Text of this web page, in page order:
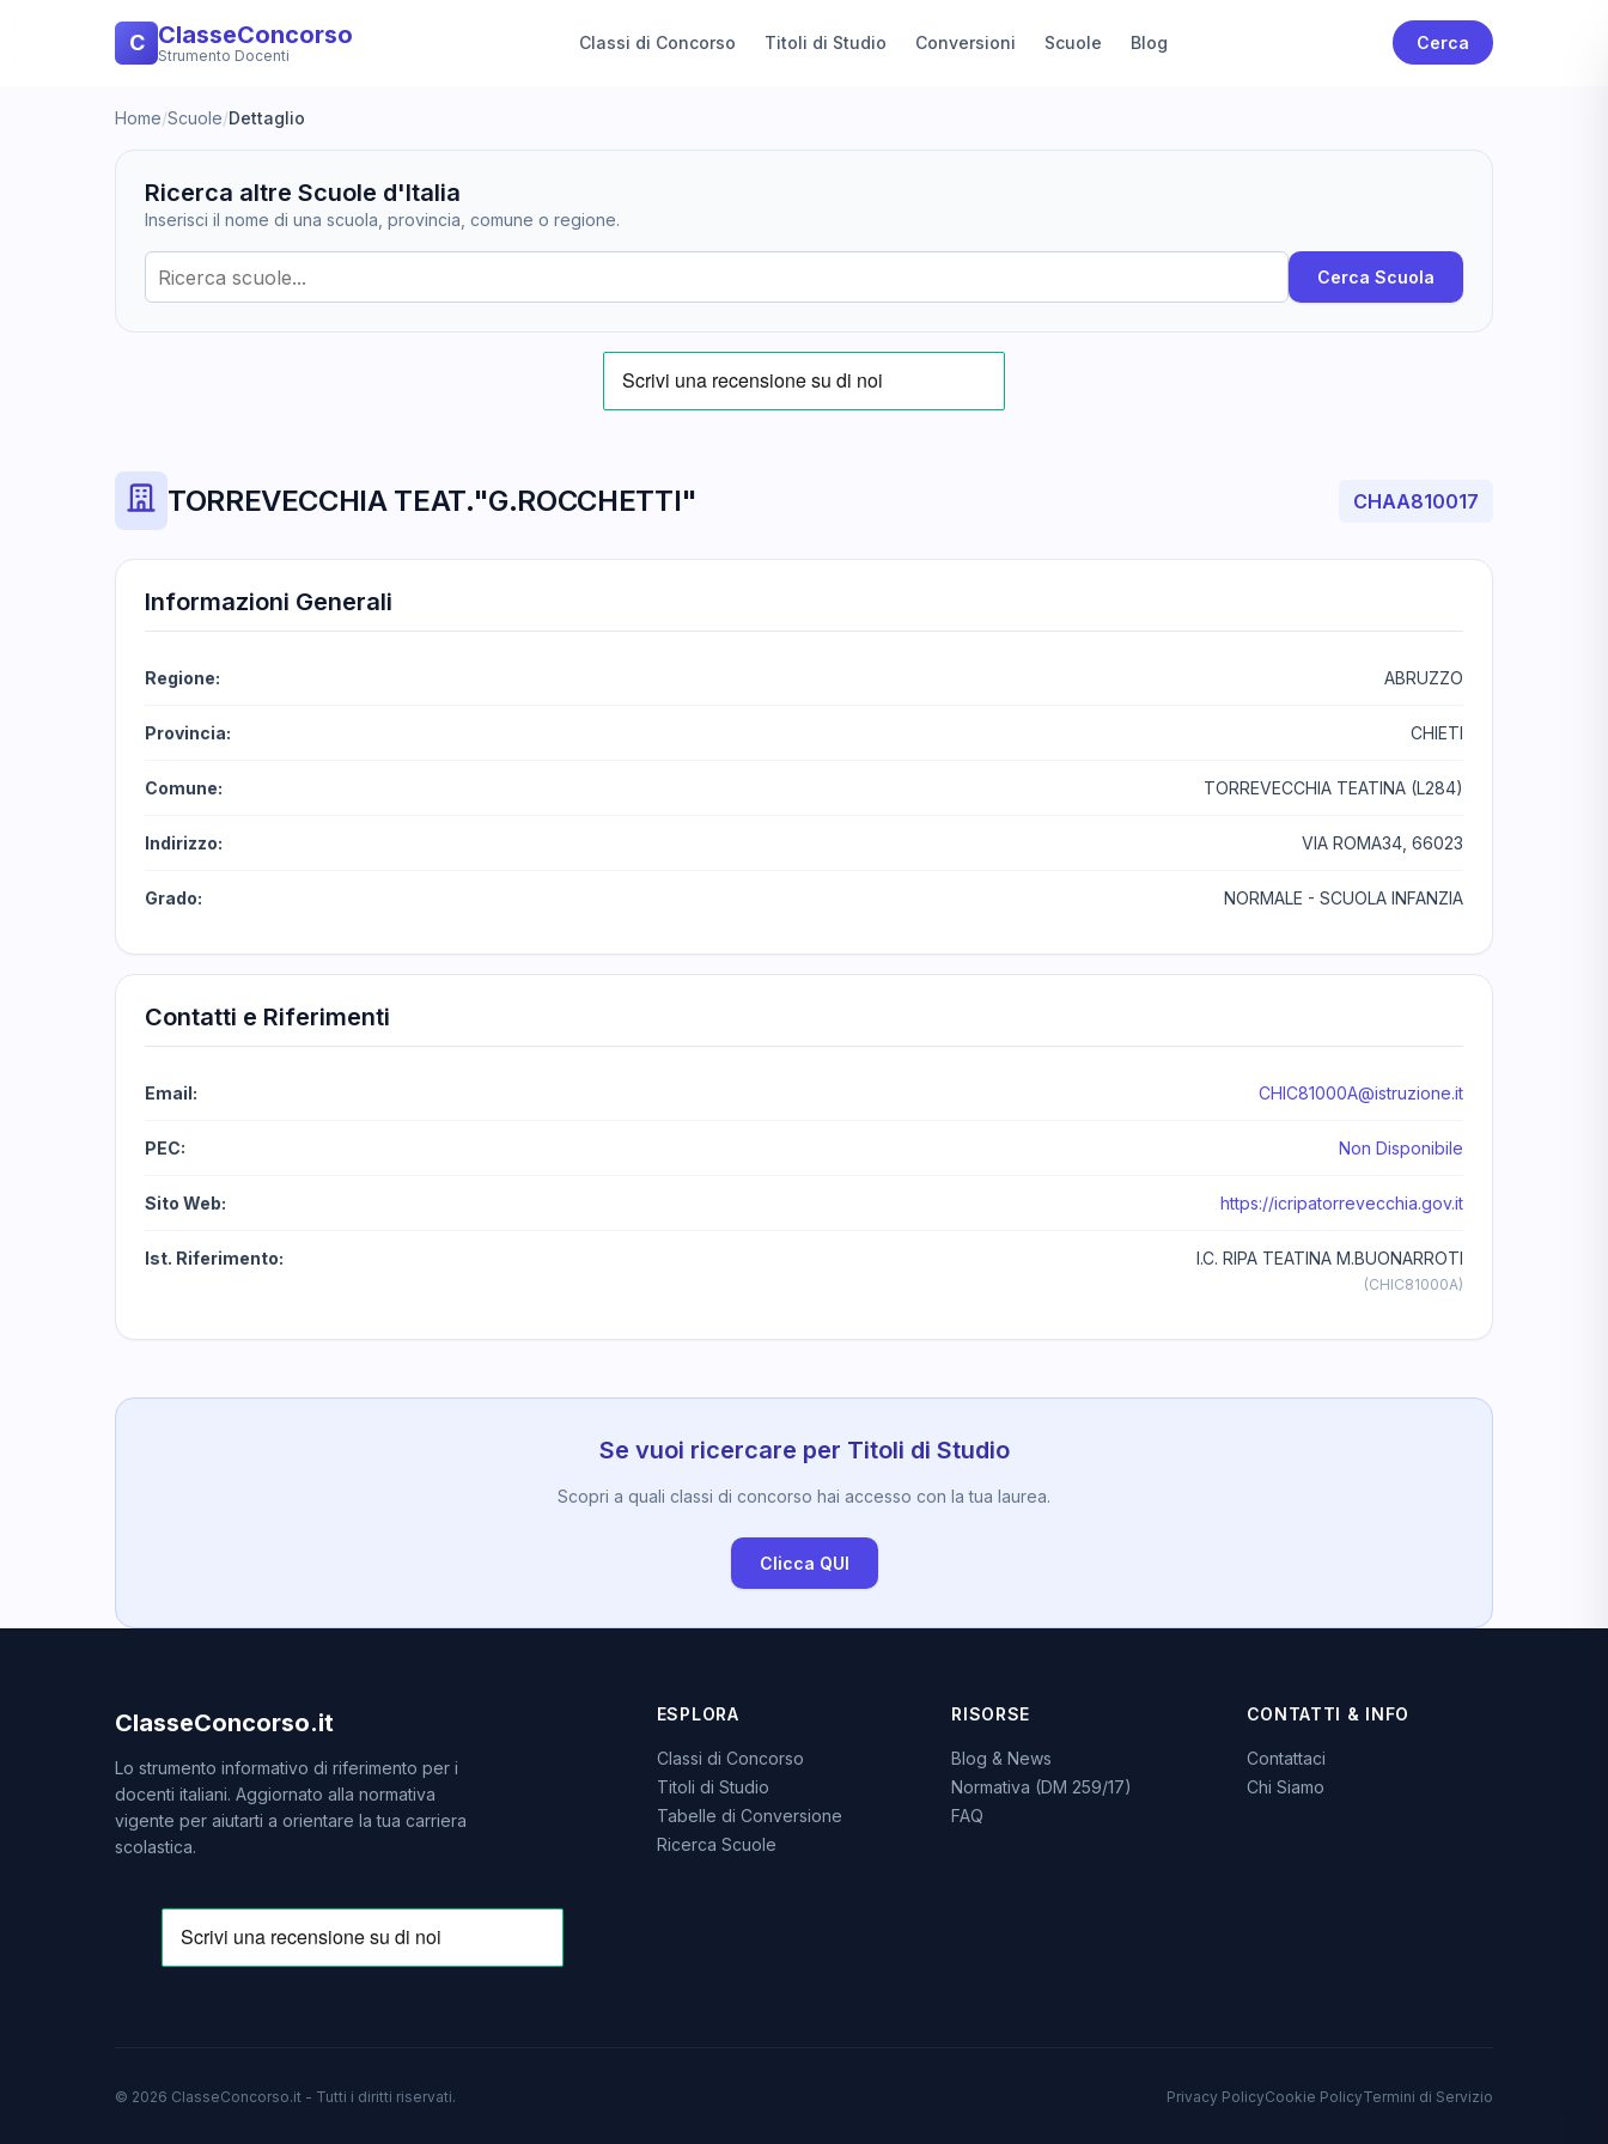
C ClasseConcorso
Strumento Docenti
Classi di Concorso Titoli di Studio Conversioni Scuole Blog Cerca
Home/Scuole/Dettaglio
Ricerca altre Scuole d'Italia
Inserisci il nome di una scuola, provincia, comune o regione.
Cerca Scuola
TORREVECCHIA TEAT."G.ROCCHETTI" CHAA810017
Informazioni Generali
Regione: ABRUZZO
Provincia: CHIETI
Comune: TORREVECCHIA TEATINA (L284)
Indirizzo: VIA ROMA34, 66023
Grado: NORMALE - SCUOLA INFANZIA
Contatti e Riferimenti
Email: CHIC81000A@istruzione.it
PEC: Non Disponibile
Sito Web: https://icripatorrevecchia.gov.it
Ist. Riferimento: I.C. RIPA TEATINA M.BUONARROTI
(CHIC81000A)
Se vuoi ricercare per Titoli di Studio
Scopri a quali classi di concorso hai accesso con la tua laurea.
Clicca QUI
ClasseConcorso.it
Lo strumento informativo di riferimento per i
docenti italiani. Aggiornato alla normativa
vigente per aiutarti a orientare la tua carriera
scolastica.
ESPLORA
Classi di Concorso
Titoli di Studio
Tabelle di Conversione
Ricerca Scuole
RISORSE
Blog & News
Normativa (DM 259/17)
FAQ
CONTATTI & INFO
Contattaci
Chi Siamo
© 2026 ClasseConcorso.it - Tutti i diritti riservati. Privacy PolicyCookie PolicyTermini di Servizio